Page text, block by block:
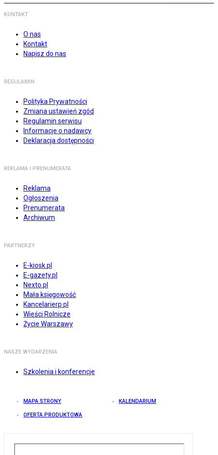
KONTAKT
O nas
Kontakt
Napisz do nas
REGULAMIN
Polityka Prywatności
Zmiana ustawień zgód
Regulamin serwisu
Informacje o nadawcy
Deklaracja dostępności
REKLAMA I PRENUMERATA
Reklama
Ogłoszenia
Prenumerata
Archiwum
PARTNERZY
E-kiosk.pl
E-gazety.pl
Nexto.pl
Mała księgowość
Kancelarierp.pl
Wieści Rolnicze
Życie Warszawy
NASZE WYDARZENIA
Szkolenia i konferencje
MAPA STRONY KALENDARIUM
OFERTA PRODUKTOWA